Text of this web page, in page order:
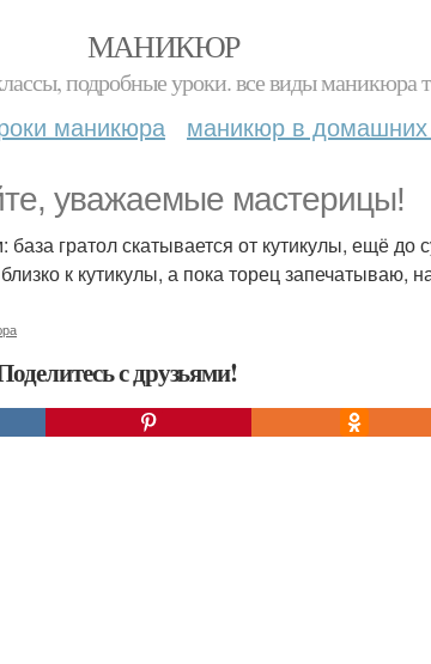
МАНИКЮР
подробные уроки. все виды маникюра
маникюра маникюр в домашних
уважаемые мастерицы!
база гратол скатывается от кутикулы, ещё
к кутикулы, а пока торец запечатываю,
с друзьями!